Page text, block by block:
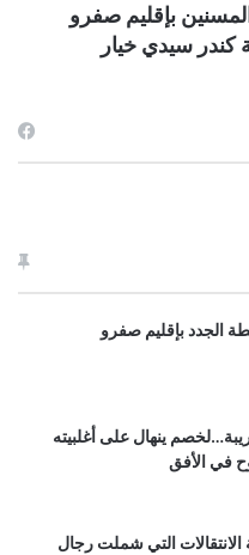
بإقليم صفرو
كندر سيدي خيار
الجدد بإقليم صفرو
ينهال على أغلبيته
في الأفق
التي شملت رجال